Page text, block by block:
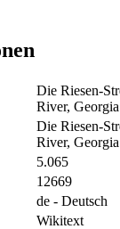
Die Riesen-
River, Georgia
Die Riesen-
River, Georgia
5.065
12669
de - Deutsch
Wikitext